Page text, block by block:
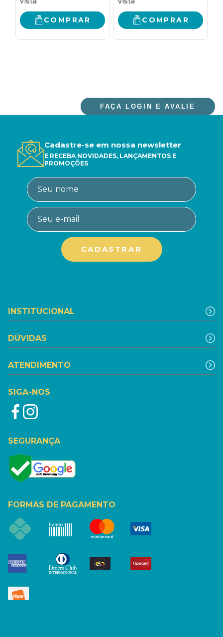
OCULTO"COMPRAR COMPRAR
FAÇA LOGIN E AVALIE
Cadastre-se em nossa newsletter
E RECEBA NOVIDADES, LANÇAMENTOS E
PROMOÇÕES
INSTITUCIONAL
DÚVIDAS
ATENDIMENTO
SIGA-NOS
SEGURANÇA
FORMAS DE PAGAMENTO